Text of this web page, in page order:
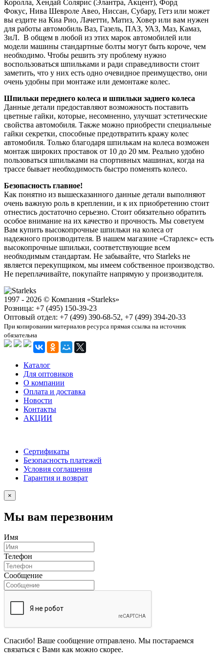
Королла, Хендай Солярис (Элантра, Акцент), Форд
Фокус, Нива Шевроле Авео, Ниссан, Субару, Гетз или может
вы ездите на Киа Рио, Лачетти, Матиз, Ховер или вам нужен
для работы автомобиль Ваз, Газель, ПАЗ, УАЗ, Маз, Камаз,
ЗиЛ. В общем в любой из этих марок автомобилей или
модели машины стандартные болты могут быть короче, чем
необходимо. Чтобы решить эту проблему нужно
воспользоваться шпильками и ради справедливости стоит
заметить, что у них есть одно очевидное преимущество, они
очень удобны при монтаже или демонтаже колес.
Шпильки переднего колеса и шпильки заднего колеса
Данные детали предоставляют возможность поставить
цветные гайки, которые, несомненно, улучшат эстетические
свойства автомобиля. Также можно приобрести специальные
гайки секретки, способные предотвратить кражу колес
автомобиля. Только благодаря шпилькам на колеса возможен
монтаж широких проставок от 10 до 20 мм. Реально удобно
пользоваться шпильками на спортивных машинах, когда на
трассе бывает необходимость быстро поменять колесо.
Безопасность главное!
Как понятно из вышесказанного данные детали выполняют
очень важную роль в креплении, и к их приобретению стоит
отнестись достаточно серьезно. Стоит обязательно обратить
особое внимание на их качество и прочность. Мы советуем
Вам купить высокопрочные шпильки на колеса от
надежного производителя. В нашем магазине «Старлекс» есть
высокопрочные шпильки, соответствующие всем
необходимым стандартам. Не забывайте, что Starleks не
является перекупщиком, мы имеем собственное производство.
Не переплачивайте, покупайте напрямую у производителя.
1997 - 2026 © Компания «Starleks»
Розница: +7 (495) 150-39-23
Оптовый отдел: +7 (499) 390-68-52, +7 (499) 394-20-33
При копировании материалов ресурса прямая ссылка на источник
обязательна
Каталог
Для оптовиков
О компании
Оплата и доставка
Новости
Контакты
АКЦИИ
Сертификаты
Безопасность платежей
Условия соглашения
Гарантия и возврат
×
Мы вам перезвоним
Имя
Телефон
Сообщение
Спасибо! Ваше сообщение отправлено. Мы постараемся
связаться с Вами как можно скорее.